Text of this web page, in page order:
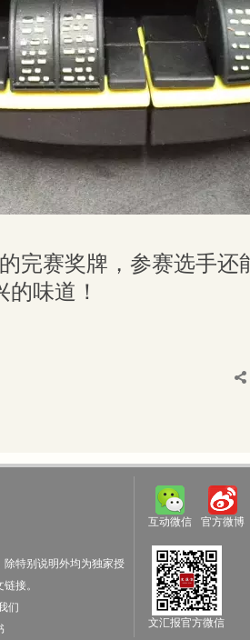
完赛奖牌，参赛选手还
味道！
特别说明外均为独家授
接。
们
互动微信 官方微博
文汇报官方微信